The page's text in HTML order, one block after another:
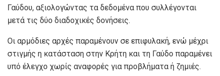
Γαύδου, αξιολογώντας τα δεδομένα που συλλέγονται
μετά τις δύο διαδοχικές δονήσεις.
Οι αρμόδιες αρχές παραμένουν σε επιφυλακή, ενώ μέχρι
στιγμής η κατάσταση στην Κρήτη και τη Γαύδο παραμένει
υπό έλεγχο χωρίς αναφορές για προβλήματα ή ζημιές.